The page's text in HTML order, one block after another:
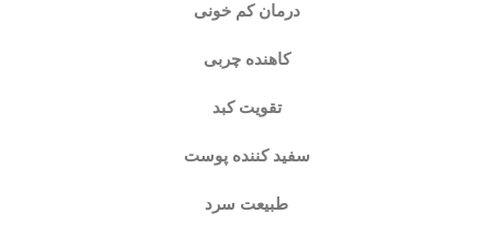
درمان کم خونی
کاهنده چربی
تقویت کبد
سفید کننده پوست
طبیعت سرد